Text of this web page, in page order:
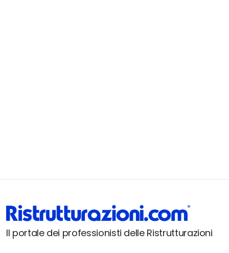
Il portale dei professionisti delle Ristrutturazioni